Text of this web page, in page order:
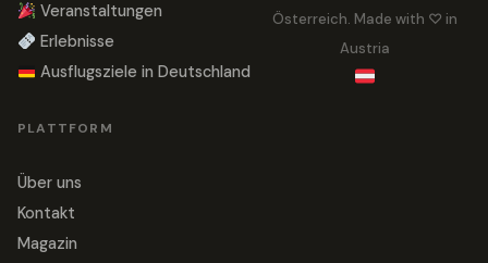
Veranstaltungen
Erlebnisse
Ausflugsziele in Deutschland
PLATTFORM
Über uns
Kontakt
Magazin
Österreich. Made with ♡ in
Austria